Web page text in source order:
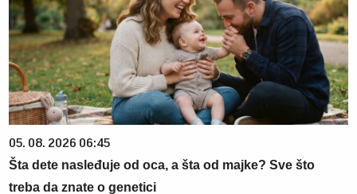
05. 08. 2026 06:45
Šta dete nasleđuje od oca, a šta od majke? Sve što
treba da znate o genetici